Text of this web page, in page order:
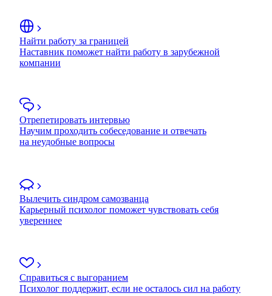
Найти работу за границей
Наставник поможет найти работу в зарубежной
компании
Отрепетировать интервью
Научим проходить собеседование и отвечать
на неудобные вопросы
Вылечить синдром самозванца
Карьерный психолог поможет чувствовать себя
увереннее
Справиться с выгоранием
Психолог поддержит, если не осталось сил на работу